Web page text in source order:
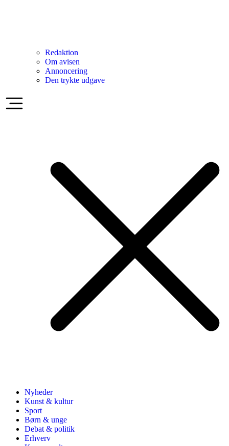
Redaktion
Om avisen
Annoncering
Den trykte udgave
Nyheder
Kunst & kultur
Sport
Børn & unge
Debat & politik
Erhverv